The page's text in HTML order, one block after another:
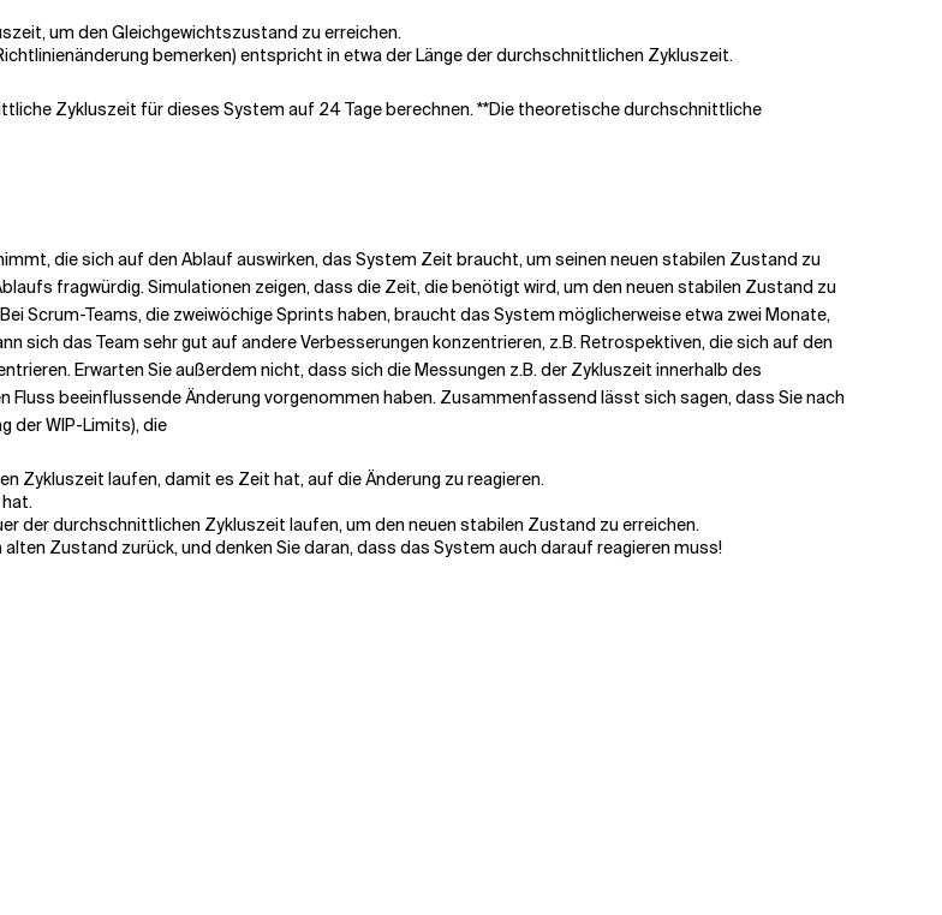
um den Gleichgewichtszustand zu erreichen.
bemerken) entspricht in etwa der Länge der durchschnittlichen Zykluszeit.
Zykluszeit für dieses System auf 24 Tage berechnen.**Die theoretische durchschnittliche
die sich auf den Ablauf auswirken, das System Zeit braucht, um seinen neuen stabilen Zustand zu
fragwürdig. Simulationen zeigen, dass die Zeit, die benötigt wird, um den neuen stabilen Zustand zu
Bei Scrum-Teams, die zweiwöchige Sprints haben, braucht das System möglicherweise etwa zwei Monate,
sich das Team sehr gut auf andere Verbesserungen konzentrieren, z.B. Retrospektiven, die sich auf den
Erwarten Sie außerdem nicht, dass sich die Messungen z.B. der Zykluszeit innerhalb des
beeinflussende Änderung vorgenommen haben. Zusammenfassend lässt sich sagen, dass Sie nach
der WIP-Limits), die
Zykluszeit laufen, damit es Zeit hat, auf die Änderung zu reagieren.
der durchschnittlichen Zykluszeit laufen, um den neuen stabilen Zustand zu erreichen.
Zustand zurück, und denken Sie daran, dass das System auch darauf reagieren muss!